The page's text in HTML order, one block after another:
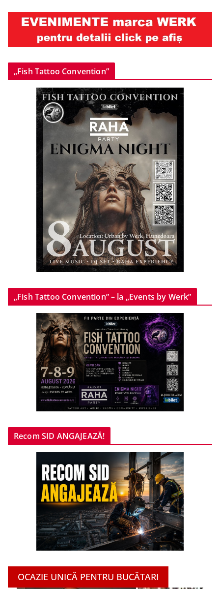
„Fish Tattoo Convention”
„Fish Tattoo Convention” – la „Events by Werk”
Recom SID ANGAJEAZĂ!
OCAZIE UNICĂ PENTRU BUCĂTARI